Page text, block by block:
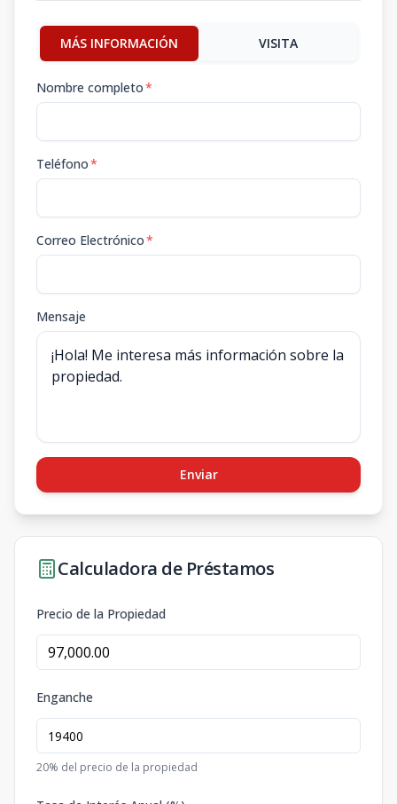
MÁS INFORMACIÓN VISITA
Nombre completo*
Teléfono*
Correo Electrónico*
Mensaje
Enviar
Calculadora de Préstamos
Precio de la Propiedad
Enganche
20% del precio de la propiedad